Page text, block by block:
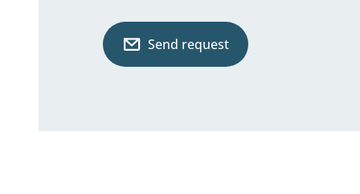
Send request